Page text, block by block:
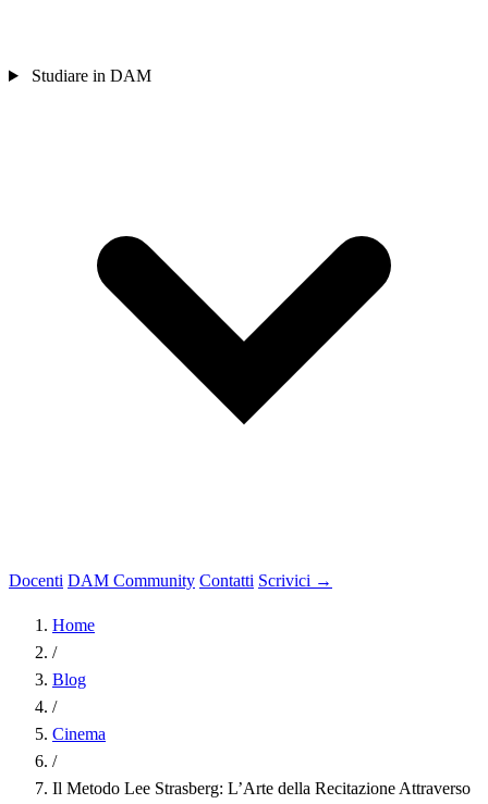
Studiare in DAM
Docenti DAM Community Contatti Scrivici →
Home
/
Blog
/
Cinema
/
Il Metodo Lee Strasberg: L’Arte della Recitazione Attraverso